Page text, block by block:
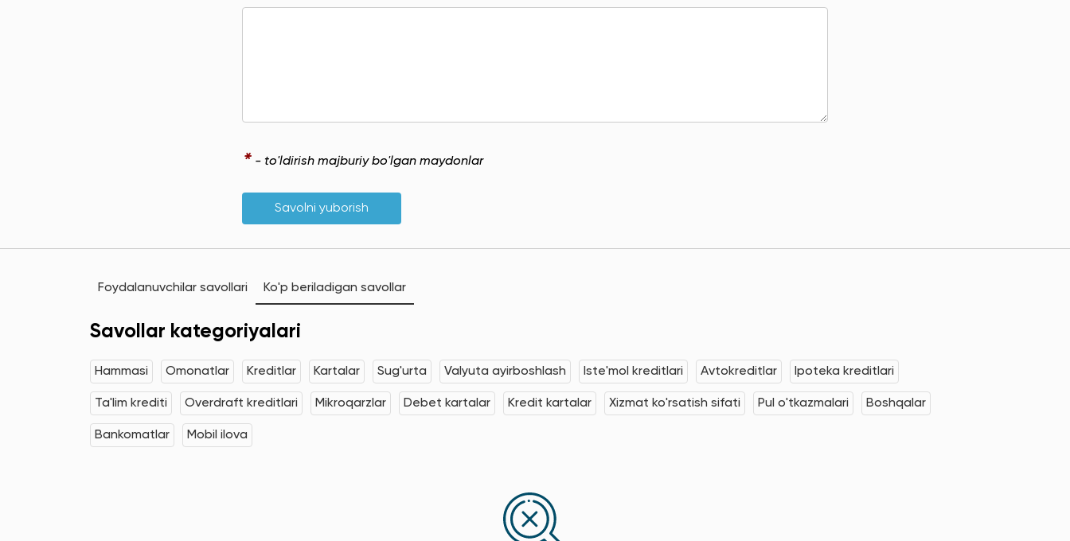
* - to'ldirish majburiy bo'lgan maydonlar
Savolni yuborish
Foydalanuvchilar savollari Ko'p beriladigan savollar
Savollar kategoriyalari
Hammasi Omonatlar Kreditlar Kartalar Sug'urta Valyuta ayirboshlash Iste'mol kreditlari Avtokreditlar Ipoteka kreditlari
Ta'lim krediti Overdraft kreditlari Mikroqarzlar Debet kartalar Kredit kartalar Xizmat ko'rsatish sifati Pul o'tkazmalari Boshqalar
Bankomatlar Mobil ilova